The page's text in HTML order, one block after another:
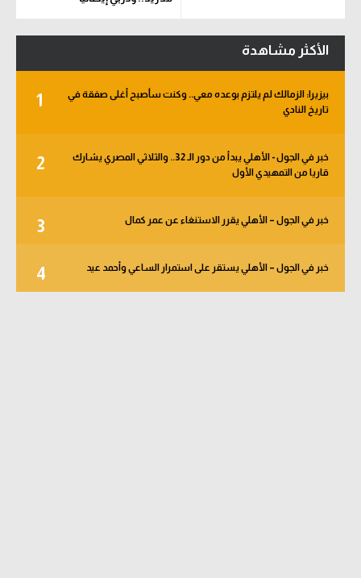
الأكثر مشاهدة
1
بيزيرا: الزمالك لم يلتزم بوعده معي.. وكنت سأصبح أغلى صفقة في
تاريخ النادي
2
خبر في الجول - الأهلي يبدأ من دور الـ 32.. والثلاثي المصري يشارك
قاريا من التمهيدي الأول
3 خبر في الجول – الأهلي يقرر الاستنغاء عن عمر كمال
4 خبر في الجول – الأهلي يستقر على استمرار الساعي وأحمد عيد